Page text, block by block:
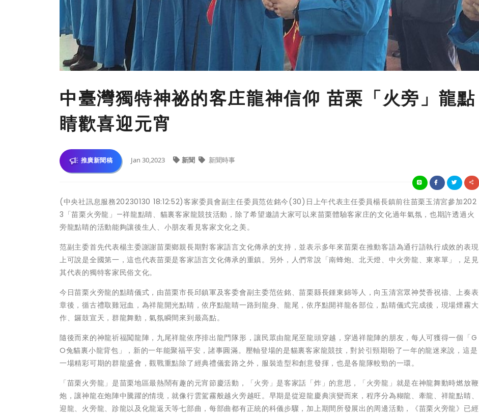
中臺灣獨特神祕的客庄龍神信仰 苗栗「火旁」龍點
睛歡喜迎元宵
推廣新聞稿 Jan 30,2023 新聞 新聞時事
(中央社訊息服務20230130 18:12:52)客家委員會副主任委員范佐銘今(30)日上午代表主任委員楊長鎮前往苗栗玉清宮參加202
3「苗栗火旁龍」—祥龍點睛、貓裏客家龍競技活動，除了希望邀請大家可以來苗栗體驗客家庄的文化過年氣氛，也期許透過火
旁龍點睛的活動能夠讓後生人、小朋友看見客家文化之美。
范副主委首先代表楊主委謝謝苗栗鄉親長期對客家語言文化傳承的支持，並表示多年來苗栗在推動客語為通行語執行成效的表現
上可說是全國第一，這也代表苗栗是客家語言文化傳承的重鎮。另外，人們常說「南蜂炮、北天燈、中火旁龍、東寒單」，足見
其代表的獨特客家民俗文化。
今日苗栗火旁龍的點睛儀式，由苗栗市長邱鎮軍及客委會副主委范佐銘、苗栗縣長鍾東錦等人，向玉清宮眾神焚香祝禱、上奏表
章後，循古禮取雞冠血，為祥龍開光點睛，依序點龍睛一路到龍身、龍尾，依序點開祥龍各部位，點睛儀式完成後，現場煙霧大
作、鑼鼓宣天，群龍舞動，氣氛瞬間來到最高點。
隨後而來的神龍祈福闖龍陣，九尾祥龍依序排出龍門隊形，讓民眾由龍尾至龍頭穿越，穿過祥龍陣的朋友，每人可獲得一個「G
O兔貓裏小龍背包」，新的一年能聚福平安，諸事圓滿。壓軸登場的是貓裏客家龍競技，對於引頸期盼了一年的龍迷來說，這是
一場精彩可期的群龍盛會，觀戰重點除了經典禮儀套路之外，服裝造型和創意發揮，也是各龍隊較勁的一環。
「苗栗火旁龍」是苗栗地區最熱鬧有趣的元宵節慶活動，「火旁」是客家話「炸」的意思，「火旁龍」就是在神龍舞動時燃放鞭
炮，讓神龍在炮陣中騰躍的情境，就像行雲駕霧般越火旁越旺。早期是從迎龍慶典演變而來，程序分為糊龍、牽龍、祥龍點睛、
迎龍、火旁龍、跈龍以及化龍返天等七部曲，每部曲都有正統的科儀步驟，加上期間所發展出的周邊活動，《苗栗火旁龍》已經